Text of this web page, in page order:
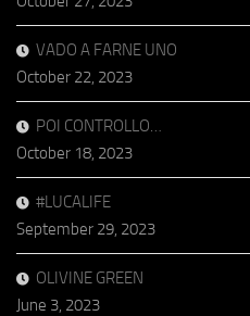
VADO A FARNE UNO
October 22, 2023
POI CONTROLLO…
October 18, 2023
#LUCALIFE
September 29, 2023
OLIVINE GREEN
June 3, 2023